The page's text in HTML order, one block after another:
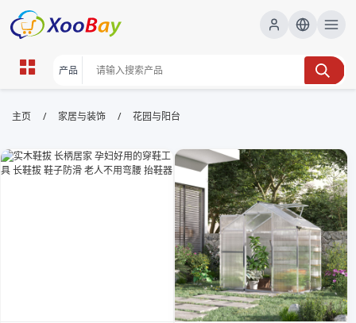
花园与阳台 | XOOBAY B2B/B2C
花园,阳台,绿化, wholesale 花园与阳台, XOOBAY
花园阳台设计与养护提升居家绿意与空间感美
主页 / 家居与装饰 / 花园与阳台